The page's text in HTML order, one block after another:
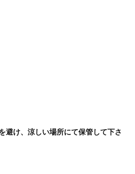
避け、涼しい場所にて保管して下さ